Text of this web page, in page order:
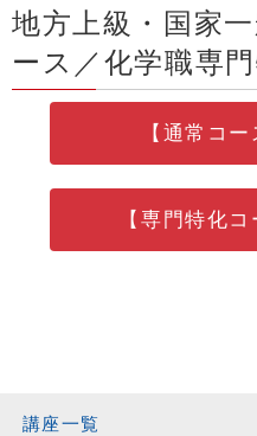
地方上級・国家
ース／化学職専
【通常コ
【専門特化
講座一覧